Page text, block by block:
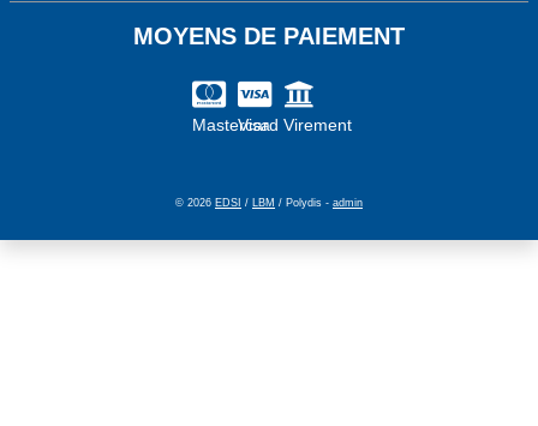
MOYENS DE PAIEMENT
Mastercard
Visa Virement
© 2026 EDSI / LBM / Polydis - admin